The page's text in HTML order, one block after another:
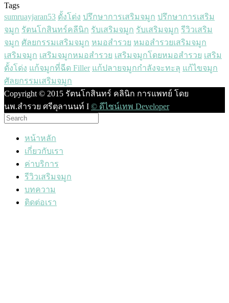
Tags
sumruayjaran53 ดั้งโด่ง ปรึกษาการเสริมจมูก ปรึกษาการเสริม
จมูก รัตนโกสินทร์คลีนิก รับเสริมจมูก รับเสริมจมูก รีวิวเสริม
จมูก ศัลยกรรมเสริมจมูก หมอสำรวย หมอสำรวยเสริมจมูก
เสริมจมูก เสริมจมูกหมอสำรวย เสริมจมูกโดยหมอสำรวย เสริม
ดั้งโด่ง แก้จมูกที่ฉีด Filler แก้ปลายจมูกกำลังจะทะลุ แก้ไขจมูก
‎ศัลยกรรมเสริมจมูก‬
Copyright © 2015 รัตนโกสินทร์ คลินิก การแพทย์ โดย
นพ.สำรวย ศรีตุลานนท์ I © ดีไซน์เทพ Developer
หน้าหลัก
เกี่ยวกับเรา
ค่าบริการ
รีวิวเสริมจมูก
บทความ
ติดต่อเรา